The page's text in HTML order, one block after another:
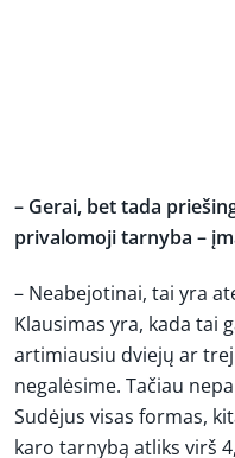
– Gerai, bet tada
privalomoji tarnyba –
– Neabejotinai, tai yra
Klausimas yra, kada tai
artimiausiu dviejų ar
negalėsime. Tačiau
Sudėjus visas formas,
karo tarnybą atliks virš